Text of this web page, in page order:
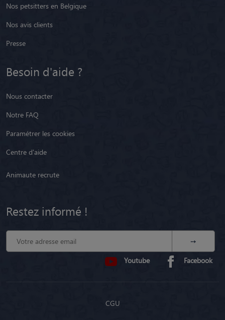
Nos petsitters en Belgique
Nos avis clients
Presse
Besoin d'aide ?
Nous contacter
Notre FAQ
Paramétrer les cookies
Centre d'aide
Animaute recrute
Restez informé !
Youtube Facebook
CGU